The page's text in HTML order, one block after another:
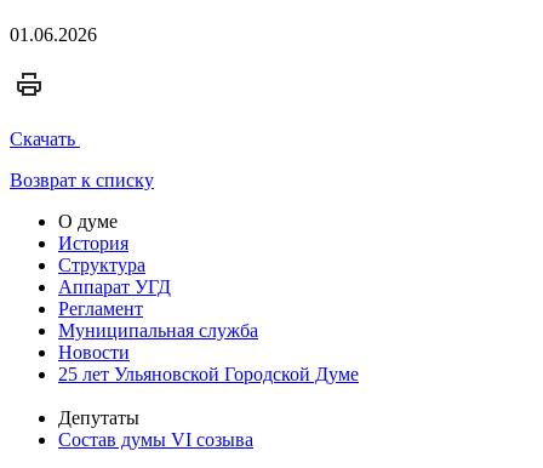
01.06.2026
Скачать
Возврат к списку
О думе
История
Структура
Аппарат УГД
Регламент
Муниципальная служба
Новости
25 лет Ульяновской Городской Думе
Депутаты
Состав думы VI созыва